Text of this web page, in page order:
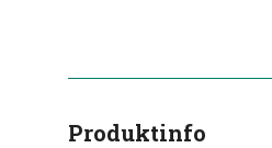
Produktinfo